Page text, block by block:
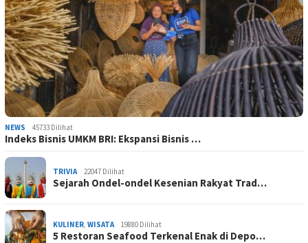
NEWS 45733 Dilihat
Indeks Bisnis UMKM BRI: Ekspansi Bisnis …
TRIVIA 22047 Dilihat
Sejarah Ondel-ondel Kesenian Rakyat Trad…
KULINER, WISATA 19880 Dilihat
5 Restoran Seafood Terkenal Enak di Depo…